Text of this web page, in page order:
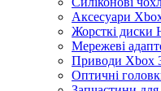
Аксесуари
Жорсткі диски
Мережеві
Приводи Xbox
Оптичні